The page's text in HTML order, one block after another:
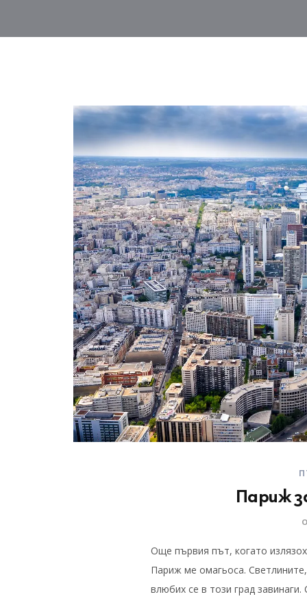
Париж
Още първия път, когато
Париж ме омагьоса.
влюбих се в този град